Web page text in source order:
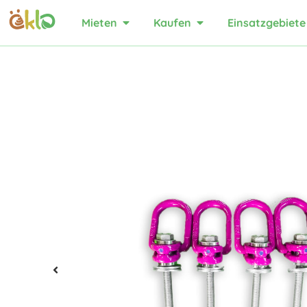
Mieten Kaufen Einsatzgebiete